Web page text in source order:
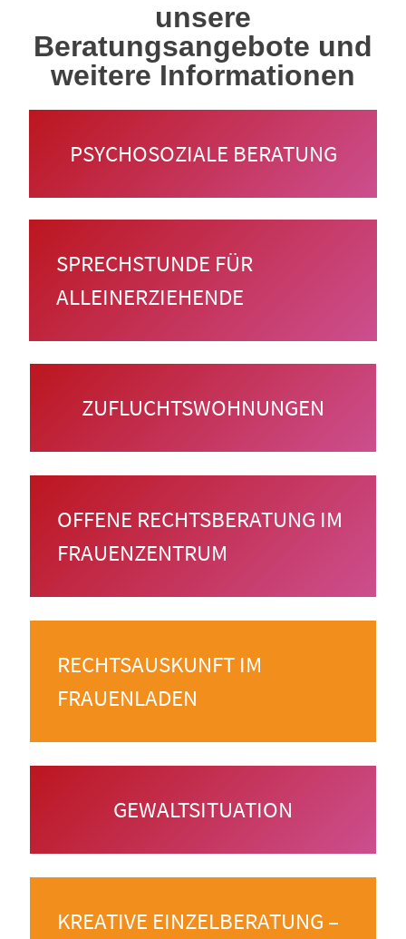
unsere
Beratungsangebote und
weitere Informationen
PSYCHOSOZIALE BERATUNG
SPRECHSTUNDE FÜR
ALLEINERZIEHENDE
ZUFLUCHTSWOHNUNGEN
OFFENE RECHTSBERATUNG IM
FRAUENZENTRUM
RECHTSAUSKUNFT IM
FRAUENLADEN
GEWALTSITUATION
KREATIVE EINZELBERATUNG –